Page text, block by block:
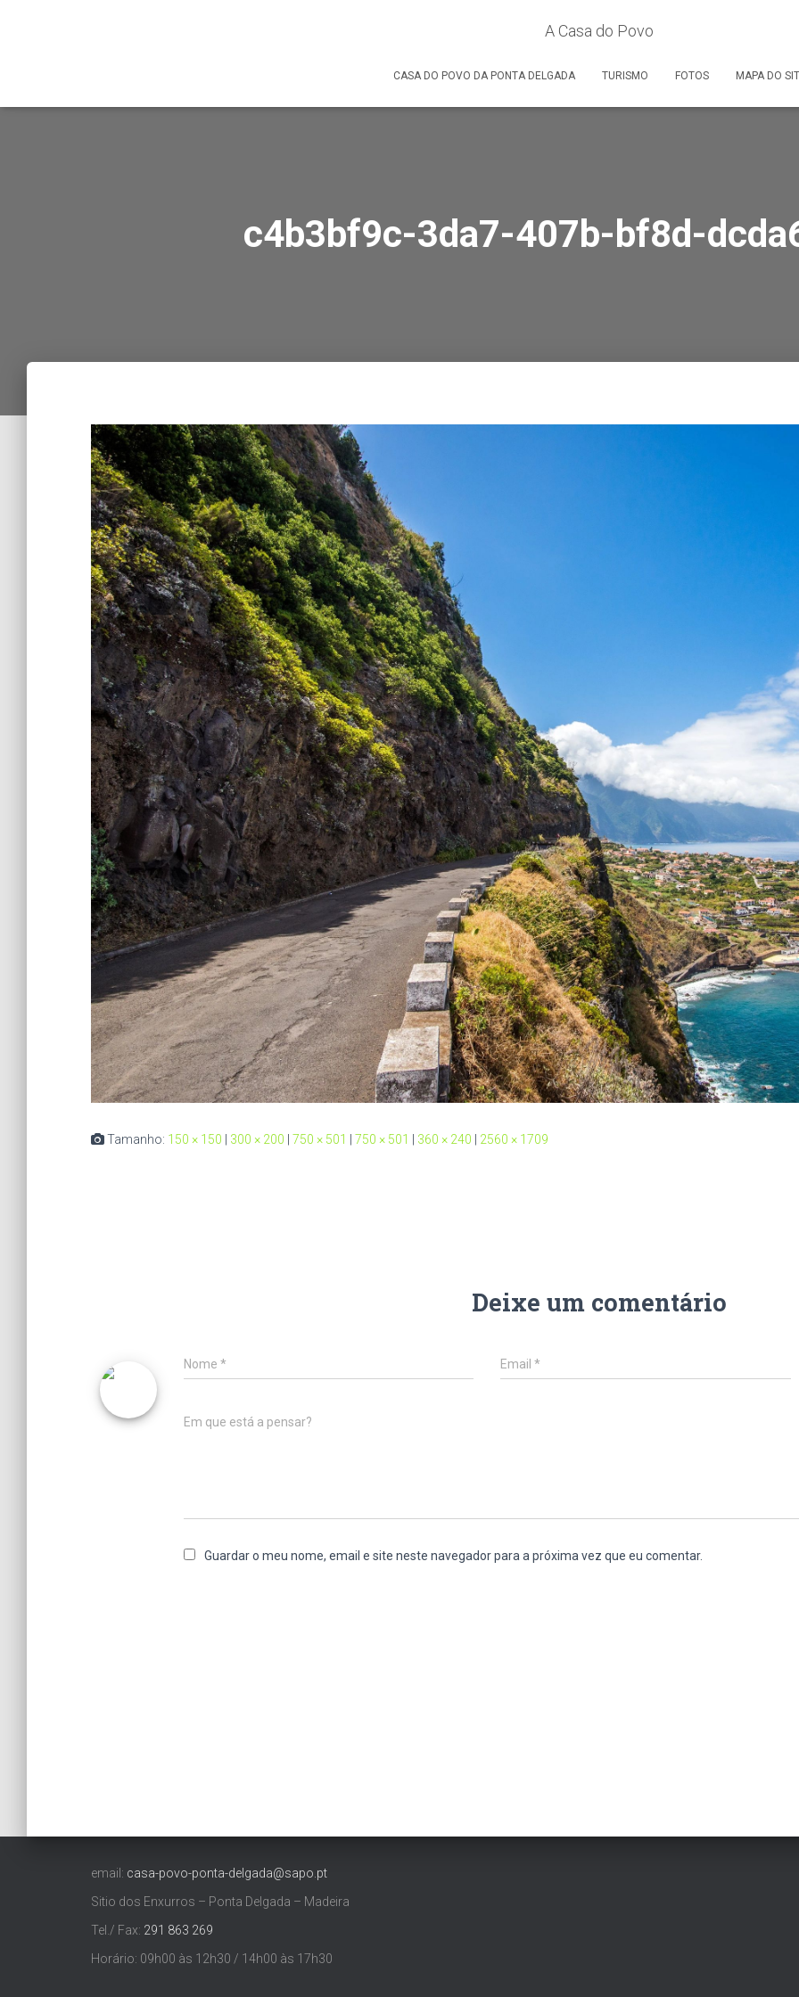
A Casa do Povo
CASA DO POVO DA PONTA DELGADA TURISMO FOTOS MAPA DO
c4b3bf9c-3da7-407b-bf8d-
Tamanho: 150 × 150 300 × 200 750 × 501 750 × 501 360 × 240 2560 × 1709
Deixe um comentário
Nome * Email*
Em que está a pensar?
Guardar o meu nome, email e site neste navegador para a próxima vez que eu comentar.
email: casa-povo-ponta-delgada@sapo.pt
Sitio dos Enxurros – Ponta Delgada – Madeira
Tel./ Fax: 291 863 269
Horário: 09h00 às 12h30 / 14h00 às 17h30